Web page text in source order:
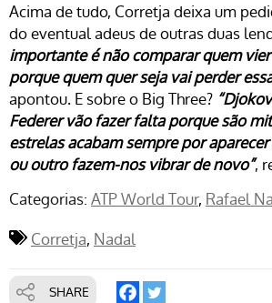
Acima de tudo, Corretja deixa um
do eventual adeus de outras duas
importante é não comparar quem
porque quem quer seja vai perder
apontou. E sobre o Big Three?
Federer vão fazer falta porque são
estrelas acabam sempre por
ou outro fazem-nos vibrar de novo”,
Categorias: ATP World Tour Rafael
Corretja Nadal
SHARE